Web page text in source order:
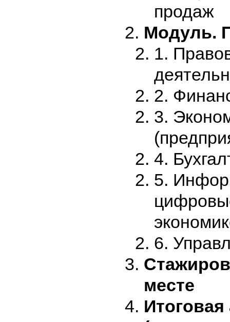
продаж
Модуль.
1.
2.
3.
4.
5.
6.
месте
Итоговая